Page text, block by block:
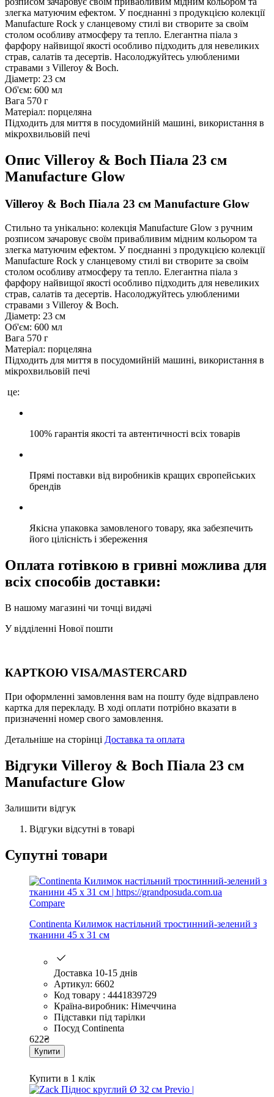
злегка матуючим ефектом. У поєднанні з продукцією колекції
Manufacture Rock у сланцевому стилі ви створите за своїм
столом особливу атмосферу та тепло. Елегантна піала з
фарфору найвищої якості особливо підходить для невеликих
страв, салатів та десертів. Насолоджуйтесь улюбленими
стравами з Villeroy & Boch.
Діаметр: 23 см
Об'єм: 600 мл
Вага 570 г
Матеріал: порцеляна
Підходить для миття в посудомийній машині, використання в
мікрохвильовій печі
Опис Villeroy & Boch Піала 23 см
Manufacture Glow
Villeroy & Boch Піала 23 см Manufacture Glow
Стильно та унікально: колекція Manufacture Glow з ручним
розписом зачаровує своїм привабливим мідним кольором та
злегка матуючим ефектом. У поєднанні з продукцією колекції
Manufacture Rock у сланцевому стилі ви створите за своїм
столом особливу атмосферу та тепло. Елегантна піала з
фарфору найвищої якості особливо підходить для невеликих
страв, салатів та десертів. Насолоджуйтесь улюбленими
стравами з Villeroy & Boch.
Діаметр: 23 см
Об'єм: 600 мл
Вага 570 г
Матеріал: порцеляна
Підходить для миття в посудомийній машині, використання в
мікрохвильовій печі
це:
100% гарантія якості та автентичності всіх товарів
Прямі поставки від виробників кращих європейських
брендів
Якісна упаковка замовленого товару, яка забезпечить
його цілісність і збереження
Оплата готівкою в гривні можлива для
всіх способів доставки:
В нашому магазині чи точці видачі
У відділенні Нової пошти
КАРТКОЮ VISA/MASTERCARD
При оформленні замовлення вам на пошту буде відправлено
картка для перекладу. В ході оплати потрібно вказати в
призначенні номер свого замовлення.
Детальніше на сторінці Доставка та оплата
Відгуки Villeroy & Boch Піала 23 см
Manufacture Glow
Залишити відгук
Відгуки відсутні в товарі
Супутні товари
Compare
Continenta Килимок настільний тростинний-зелений з
тканини 45 х 31 см
Доставка 10-15 днів
Артикул: 6602
Код товару : 4441839729
Країна-виробник: Німеччина
Підставки під тарілки
Посуд Continenta
622₴
Купити
Купити в 1 клік